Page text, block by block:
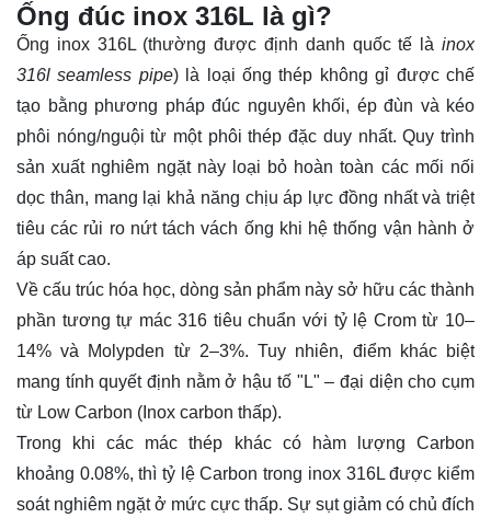
Ống đúc inox 316L là gì?
Ống inox 316L (thường được định danh quốc tế là inox
316l seamless pipe) là loại ống thép không gỉ được chế
tạo bằng phương pháp đúc nguyên khối, ép đùn và kéo
phôi nóng/nguội từ một phôi thép đặc duy nhất. Quy trình
sản xuất nghiêm ngặt này loại bỏ hoàn toàn các mối nối
dọc thân, mang lại khả năng chịu áp lực đồng nhất và triệt
tiêu các rủi ro nứt tách vách ống khi hệ thống vận hành ở
áp suất cao.
Về cấu trúc hóa học, dòng sản phẩm này sở hữu các thành
phần tương tự mác 316 tiêu chuẩn với tỷ lệ Crom từ 10–
14% và Molypden từ 2–3%. Tuy nhiên, điểm khác biệt
mang tính quyết định nằm ở hậu tố "L" – đại diện cho cụm
từ Low Carbon (Inox carbon thấp).
Trong khi các mác thép khác có hàm lượng Carbon
khoảng 0.08%, thì tỷ lệ Carbon trong inox 316L được kiểm
soát nghiêm ngặt ở mức cực thấp. Sự sụt giảm có chủ đích